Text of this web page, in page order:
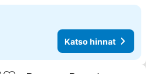
Katso hinnat